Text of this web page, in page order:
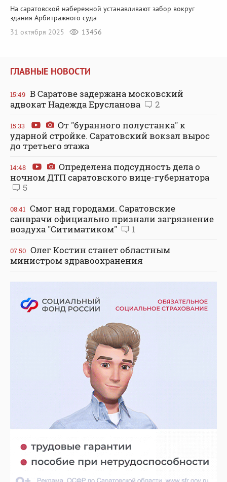
На саратовской набережной устанавливают забор вокруг
здания Арбитражного суда
31 октября 2025
13456
ГЛАВНЫЕ НОВОСТИ
15:49 В Саратове задержана московский
адвокат Надежда Ерусланова
2
15:33
От "буранного полустанка" к
ударной стройке. Саратовский вокзал вырос
до третьего этажа
14:48
Определена подсудность дела о
ночном ДТП саратовского вице-губернатора
5
08:41 Смог над городами. Саратовские
санврачи официально признали загрязнение
воздуха "Ситиматиком"
1
07:50 Олег Костин станет областным
министром здравоохранения